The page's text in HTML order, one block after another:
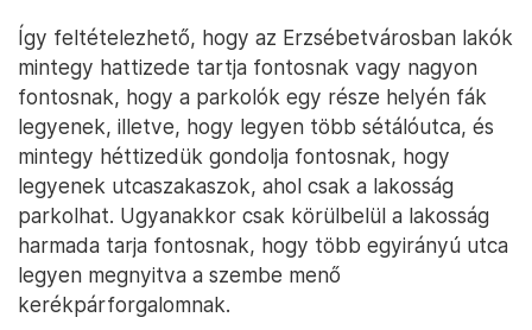
Így feltételezhető, hogy az Erzsébetvárosban lakók
mintegy hattizede tartja fontosnak vagy nagyon
fontosnak, hogy a parkolók egy része helyén fák
legyenek, illetve, hogy legyen több sétálóutca, és
mintegy héttizedük gondolja fontosnak, hogy
legyenek utcaszakaszok, ahol csak a lakosság
parkolhat. Ugyanakkor csak körülbelül a lakosság
harmada tarja fontosnak, hogy több egyirányú utca
legyen megnyitva a szembe menő
kerékpárforgalomnak.